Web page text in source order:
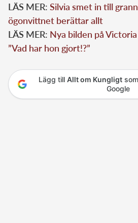
LÄS MER: Silvia smet in till
ögonvittnet berättar allt
LÄS MER: Nya bilden på
”Vad har hon gjort!?”
Lägg till Allt om Kungligt
Google